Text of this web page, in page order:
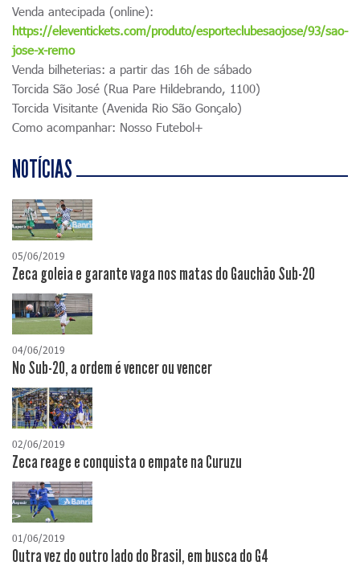
Venda antecipada (online):
https://eleventickets.com/produto/esporteclubesaojose/93/sao-
jose-x-remo
Venda bilheterias: a partir das 16h de sábado
Torcida São José (Rua Pare Hildebrando, 1100)
Torcida Visitante (Avenida Rio São Gonçalo)
Como acompanhar: Nosso Futebol+
NOTÍCIAS
05/06/2019
Zeca goleia e garante vaga nos matas do Gauchão Sub-20
04/06/2019
No Sub-20, a ordem é vencer ou vencer
02/06/2019
Zeca reage e conquista o empate na Curuzu
01/06/2019
Outra vez do outro lado do Brasil, em busca do G4